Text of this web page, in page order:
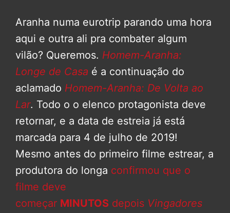
Aranha numa eurotrip parando uma hora
aqui e outra ali pra combater algum
vilão? Queremos. Homem-Aranha:
Longe de Casa é a continuação do
aclamado Homem-Aranha: De Volta ao
Lar. Todo o o elenco protagonista deve
retornar, e a data de estreia já está
marcada para 4 de julho de 2019!
Mesmo antes do primeiro filme estrear, a
produtora do longa confirmou que o
filme deve
começar MINUTOS depois Vingadores